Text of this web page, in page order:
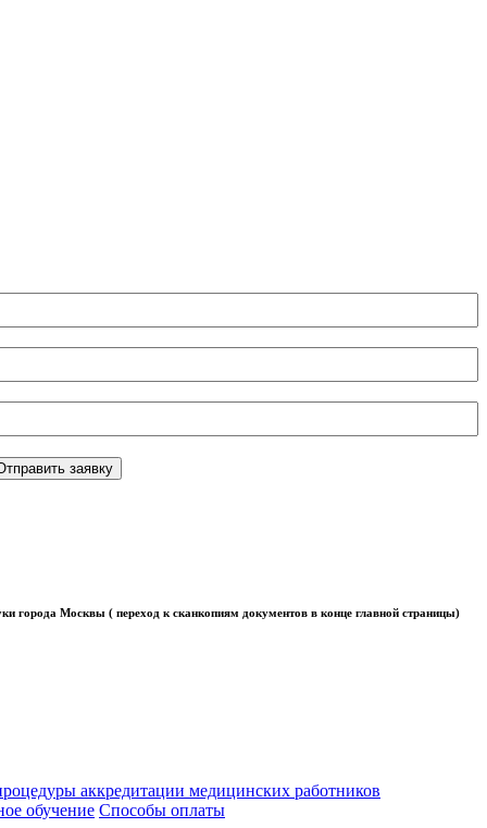
заявку
города Москвы ( переход к сканкопиям документов в конце главной страницы)
аккредитации медицинских работников
обучение Способы оплаты